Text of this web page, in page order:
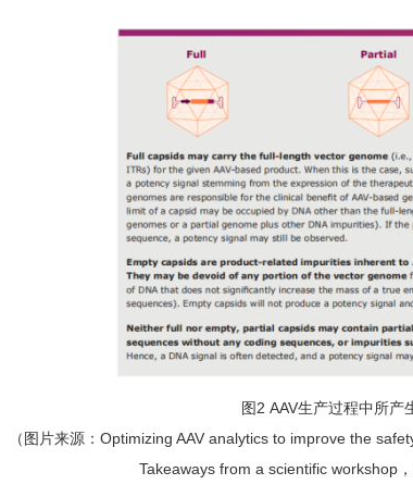
图2 AAV生产过程中所产
（图片来源： Optimizing AAV analytics to improve the
Takeaways from a scientific workshop